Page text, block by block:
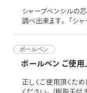
シャープペンシルの
調べ出来ます。 「シ
ボールペン
ボールペン ご使
正しくご使用頂くために ペン先の樹脂玉を取ってから